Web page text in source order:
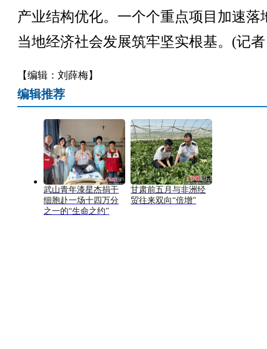
产业结构优化。一个个重点项目加速落
当地经济社会发展筑牢坚实根基。(记
【编辑：刘薛梅】
编辑推荐
武山青年漆星杰捐干
细胞赴一场十四万分
之一的“生命之约”
甘肃前五月与非洲经
贸往来双向“倍增”